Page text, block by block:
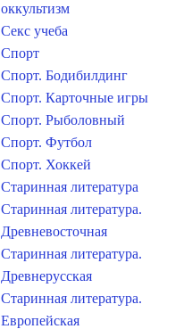
оккультизм
Секс учеба
Спорт
Спорт. Бодибилдинг
Спорт. Карточные игры
Спорт. Рыболовный
Спорт. Футбол
Спорт. Хоккей
Старинная литература
Старинная литература.
Древневосточная
Старинная литература.
Древнерусская
Старинная литература.
Европейская